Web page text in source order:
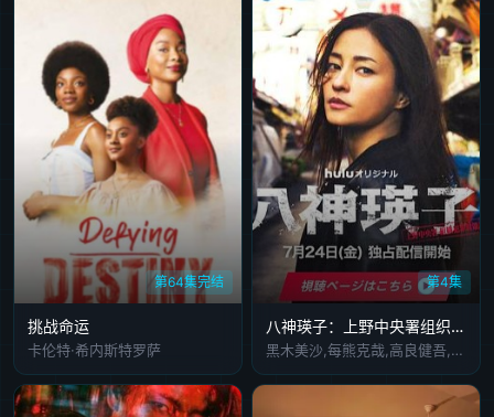
第64集完结
挑战命运
卡伦特·希内斯特罗萨
第4集
八神瑛子：上野中央署组织犯罪对策课
黑木美沙,每熊克哉,高良健吾,池内博之,小岛健,藤木直人,奥田瑛二